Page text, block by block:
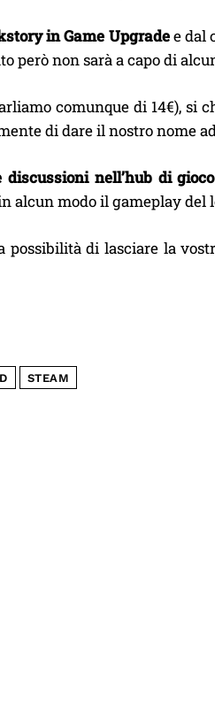
in Game Upgradee dal
però non sarà a capo di
comunque di 14€), si
di dare il nostro nome
discussioni nell’hub di
alcun modo il gameplay del
possibilità di lasciare la
STEAM